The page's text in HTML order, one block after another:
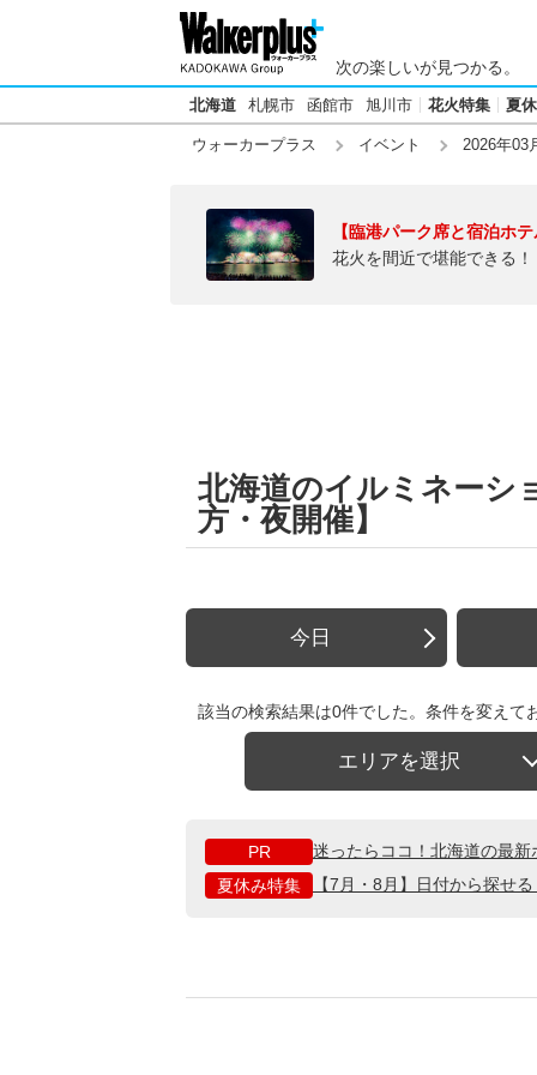
次の楽しいが見つかる。
北海道 札幌市 函館市 旭川市 花火特集 夏
ウォーカープラス イベント 2026年03
【臨港パーク席と宿泊ホ
花火を間近で堪能できる
北海道のイルミネーシ
方・夜開催】
今日
該当の検索結果は0件でした。条件を変えて
エリアを選択
PR
迷ったらココ！北海道の最
夏休み特集
【7月・8月】日付から探せ